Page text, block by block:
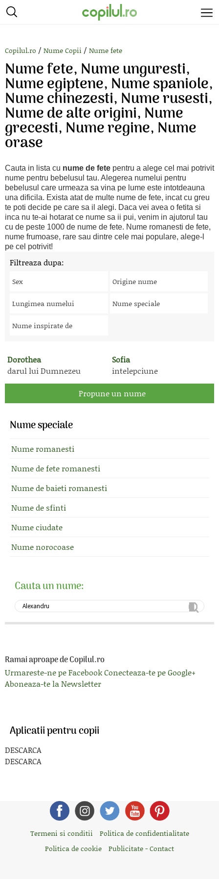
Copilul.ro / Nume Copii / Nume fete
Nume fete, Nume unguresti,
Nume egiptene, Nume spaniole,
Nume chinezesti, Nume rusesti,
Nume de alte origini, Nume
grecesti, Nume regine, Nume
orase
Cauta in lista cu nume de fete pentru a alege cel mai potrivit
nume pentru bebelusul tau. Alegerea numelui pentru
bebelusul care urmeaza sa vina pe lume este intotdeauna
una dificila. Exista atat de multe nume de fete, incat cu greu
te poti decide pe care sa il alegi. Daca vei avea o fetita si
inca nu te-ai hotarat ce nume sa ii pui, venim in ajutorul tau
cu de peste 1000 de nume de fete. Nume romanesti de fete,
nume frumoase, rare sau dintre cele mai populare, alege-l
pe cel potrivit!
Filtreaza dupa:
Sex Origine nume
Lungimea numelui Nume speciale
Nume inspirate de
Dorothea
darul lui Dumnezeu
Sofia
intelepciune
Propune un nume
Nume speciale
Nume romanesti
Nume de fete romanesti
Nume de baieti romanesti
Nume de sfinti
Nume ciudate
Nume norocoase
Cauta un nume:
Ramai aproape de Copilul.ro
Urmareste-ne pe FacebookConecteaza-te pe Google+
Aboneaza-te la Newsletter
Aplicatii pentru copii
DESCARCA
DESCARCA
Termeni si conditii
Politica de confidentialitate
Politica de cookie
Publicitate - Contact